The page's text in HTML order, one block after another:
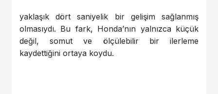
yaklaşık dört saniyelik bir gelişim sağlanmış
olmasıydı. Bu fark, Honda’nın yalnızca küçük
değil, somut ve ölçülebilir bir ilerleme
kaydettiğini ortaya koydu.